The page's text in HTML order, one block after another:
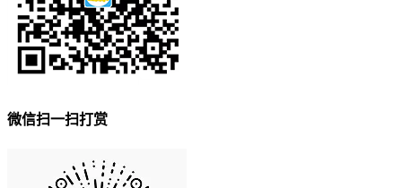
微信扫一扫打赏